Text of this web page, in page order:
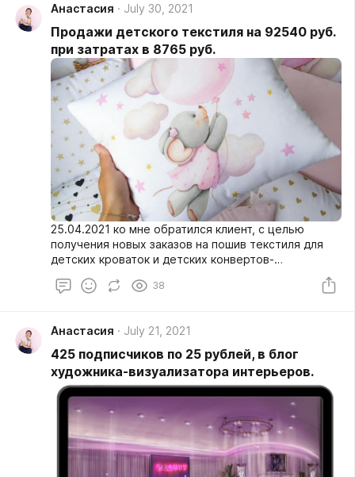
Анастасия July 30, 2021
Продажи детского текстиля на 92540 руб.
при затратах в 8765 руб.
25.04.2021 ко мне обратился клиент, с целью
получения новых заказов на пошив текстиля для
детских кроваток и детских конвертов-
38
Анастасия July 21, 2021
425 подписчиков по 25 рублей, в блог
художника-визуализатора интерьеров.